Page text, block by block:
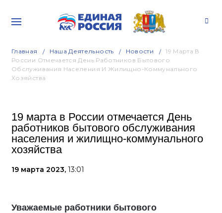
Главная Наша Деятельность Новости
19 Марта В
России Отмечается День Работников Бытового
Обслуживания Населения И Жилищно-Коммунального
Хозяйства
19 марта в России отмечается День
работников бытового обслуживания
населения и жилищно-коммунального
хозяйства
19 марта 2023, 13:01
Уважаемые работники бытового